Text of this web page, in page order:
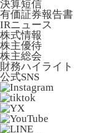
決算短信
有価証券報告書
IRニュース
株式情報
株主優待
株主総会
財務ハイライト
公式SNS